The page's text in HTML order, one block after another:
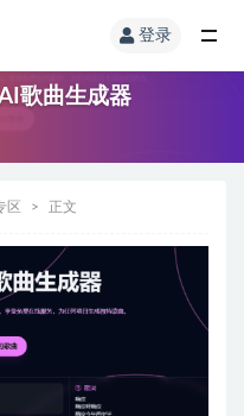
登录
歌曲生成器
区 正文